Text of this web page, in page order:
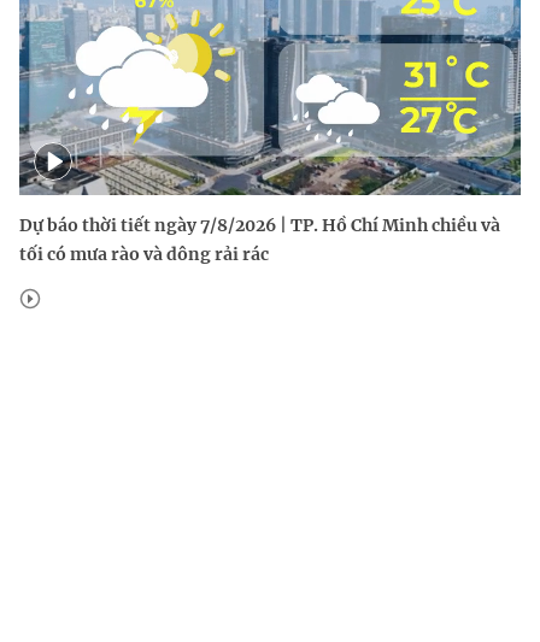
Dự báo thời tiết ngày 7/8/2026 | TP. Hồ Chí Minh chiều và
tối có mưa rào và dông rải rác